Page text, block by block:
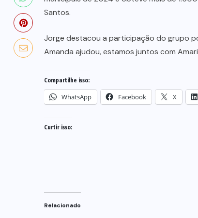
Santos.
Jorge destacou a participação do grupo
Amanda ajudou, estamos juntos com
Compartilhe isso:
WhatsApp Facebook X
Curtir isso:
Relacionado
queda de helicóptero eram avó,
8 DE AGOSTO DE 2026